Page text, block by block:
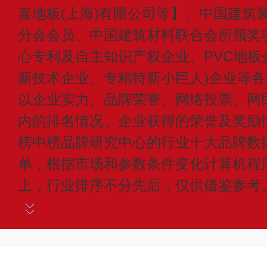
嘉地板(上海)有限公司等】、中国建筑
分会会员、中国建筑材料联合会所颁
心专利及自主知识产权企业、PVC地
新技术企业、专精特新小巨人)企业等
以企业实力、品牌荣誉、网络投票、
内的排名情况、企业获得的荣誉及奖
榜中榜品牌研究中心的行业十大品牌
单，根据市场和参数条件变化计算机
上，行业排序不分先后，仅供借鉴参考